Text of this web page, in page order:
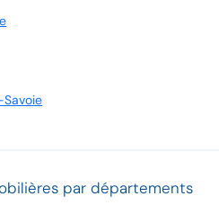
par départements